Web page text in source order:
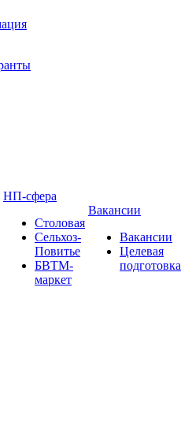
НП-сфера
Столовая
Сельхоз-
Повитье
БВТМ-
маркет
Вакансии
Вакансии
Целевая
подготовка